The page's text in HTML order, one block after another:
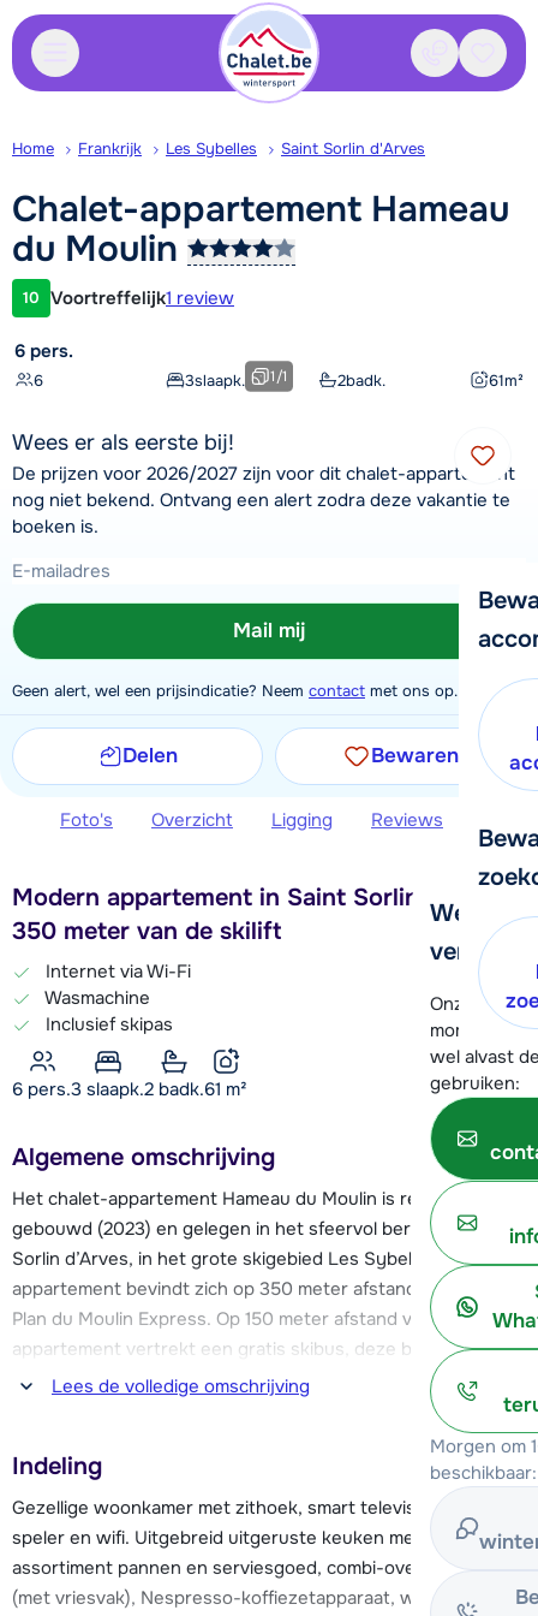
Contact
We
verder!
Onze
moment
wel alvast
gebruiken:
Morgen om
beschikbaar:
Home Frankrijk Les Sybelles Saint Sorlin d'Arves
Chalet-appartement Hameau
du Moulin
Klantwaardering
10 Voortreffelijk1 review
6 pers.
6 3slaapk. 2badk. 61m²
1/1
Wees er als eerste bij!
De prijzen voor 2026/2027 zijn voor dit chalet-appartement
nog niet bekend. Ontvang een alert zodra deze vakantie te
boeken is.
Mail mij
Geen alert, wel een prijsindicatie? Neem contact met ons op.
Delen Bewaren
Foto's Overzicht Ligging Reviews
Modern appartement in Saint Sorlin d’Arves,
350 meter van de skilift
Internet via Wi-Fi
Wasmachine
Inclusief skipas
6 pers.3 slaapk.2 badk.61 m²
Algemene omschrijving
Het chalet-appartement Hameau du Moulin is recentelijk
gebouwd (2023) en gelegen in het sfeervol bergdorp Saint
Sorlin d’Arves, in het grote skigebied Les Sybelles. Het
appartement bevindt zich op 350 meter afstand van de skilift
Plan du Moulin Express. Op 150 meter afstand van het
appartement vertrekt een gratis skibus, deze brengt je
gemakkelijk en snel naar de skilift. Op ongeveer 250 meter
van het appartement vind je ook sleepliften, groene pistes
voor beginners en een skischool. Verder vind je in het
centrum een gezellige après-ski, diverse goede
restaurantjes, een paar supermarkten en winkeltjes, een
bowling en een kinderopvang.
Naast skiën en snowboarden is het in het centrum van Saint
Lees de volledige omschrijving
Indeling
Gezellige woonkamer met zithoek, smart televisie, dvd-
speler en wifi. Uitgebreid uitgeruste keuken met o.a. ruim
assortiment pannen en serviesgoed, combi-oven, koelkast
(met vriesvak), Nespresso-koffiezetapparaat, waterkoker,